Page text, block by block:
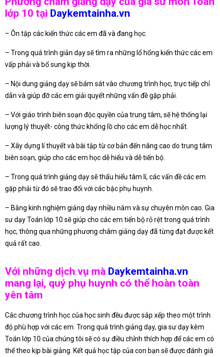
lớp 10 tại Daykemtainha.vn
– Ôn tập các kiến thức các em đã và đang học.
– Trong quá trình giản dạy sẽ tìm ra những lổ hổng kiến thức các em
vấp phải và bổ sung kịp thời.
– Nội dung giảng dạy sẽ bám sát vào chương trình học, trực tiếp chỉ
dẫn và giúp đỡ các em giải quyết những vấn đề gặp phải.
– Với giáo trình biên soạn độc quyền của trung tâm, sẽ hệ thống lại
lượng lý thuyết- công thức khổng lồ cho các em dễ học nhất.
– Xây dựng lí thuyết và bài tập từ cơ bản đến nâng cao do trung tâm
biên soạn, giúp cho các em học dễ hiểu và dễ tiến bộ.
– Trong quá trình giảng dạy sẽ thấu hiểu tâm lí, các vấn đề các em
gặp phải từ đó sẽ trao đổi với các bậc phụ huynh.
– Bằng kinh nghiệm giảng dạy nhiều năm và sự chuyên môn cao. Gia
sư dạy Toán lớp 10 sẽ giúp cho các em tiến bộ rỏ rệt trong quá trình
học, thông qua những phương châm giảng dạy đã từng đạt được kết
quả rất cao.
Với những dịch vụ mà Daykemtainha.vn
mang lại, quý phụ huynh có thể hoàn toàn
yên tâm
Các chương trình học của học sinh đều được sắp xếp theo một trình
độ phù hợp với các em. Trong quá trình giảng dạy, gia sư dạy kèm
Toán lớp 10 của chúng tôi sẽ có sự điều chỉnh thích hợp để các em có
thể theo kịp bài giảng. Kết quả học tập của con bạn sẽ được đánh giá